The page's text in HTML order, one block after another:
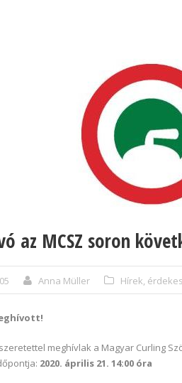
az MCSZ soron
Anna Müller Hírek,
meghívlak a Magyar Curling
2020. április 21. 14:00 óra